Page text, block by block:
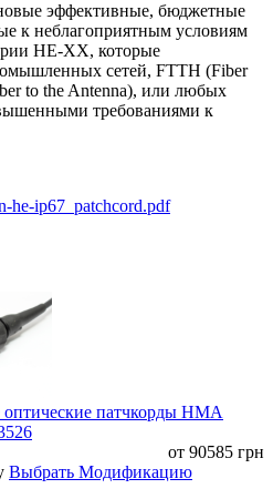
эффективные, бюджетные
к неблагоприятным условиям
HE-XX, которые
сетей, FTTH (Fiber
to the Antenna), или любых
требованиями к
he-ip67_patchcord.pdf
патчкорды HMA
от 90585 грн
Выбрать Модификацию